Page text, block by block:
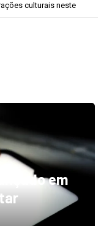
um suspense imprevisível
em